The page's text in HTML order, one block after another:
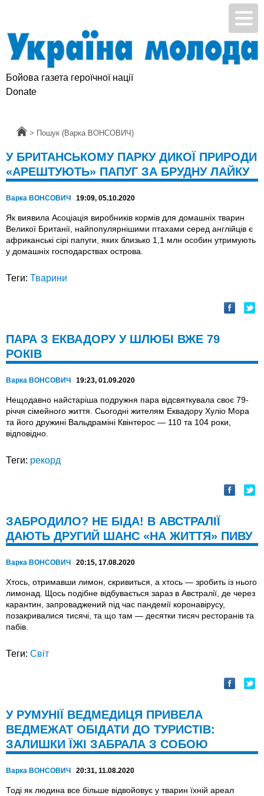
Бойова газета героїчної нації
Donate
Головна
> Пошук (Варка ВОНСОВИЧ)
У БРИТАНСЬКОМУ ПАРКУ ДИКОЇ ПРИРОДИ
«АРЕШТУЮТЬ» ПАПУГ ЗА БРУДНУ ЛАЙКУ
Варка ВОНСОВИЧ 19:09, 05.10.2020
Як виявила Асоціація виробників кормів для домашніх тварин
Великої Британії, найпопулярнішими птахами серед англійців є
африканські сірі папуги, яких близько 1,1 млн особин утримують
у домашніх господарствах острова.
Теги: Тварини
ПАРА З ЕКВАДОРУ У ШЛЮБІ ВЖЕ 79
РОКІВ
Варка ВОНСОВИЧ 19:23, 01.09.2020
Нещодавно найстаріша подружня пара відсвяткувала своє 79-
річчя сімейного життя. Сьогодні жителям Еквадору Хуліо Мора
та його дружині Вальдраміні Квінтерос — 110 та 104 роки,
відповідно.
Теги: рекорд
ЗАБРОДИЛО? НЕ БІДА! В АВСТРАЛІЇ
ДАЮТЬ ДРУГИЙ ШАНС «НА ЖИТТЯ» ПИВУ
Варка ВОНСОВИЧ 20:15, 17.08.2020
Хтось, отримавши лимон, скривиться, а хтось — зробить із нього
лимонад. Щось подібне відбувається зараз в Австралії, де через
карантин, запроваджений під час пандемії коронавірусу,
позакривалися тисячі, та що там — десятки тисяч ресторанів та
пабів.
Теги: Світ
У РУМУНІЇ ВЕДМЕДИЦЯ ПРИВЕЛА
ВЕДМЕЖАТ ОБІДАТИ ДО ТУРИСТІВ:
ЗАЛИШКИ ЇЖІ ЗАБРАЛА З СОБОЮ
Варка ВОНСОВИЧ 20:31, 11.08.2020
Тоді як людина все більше відвойовує у тварин їхній ареал